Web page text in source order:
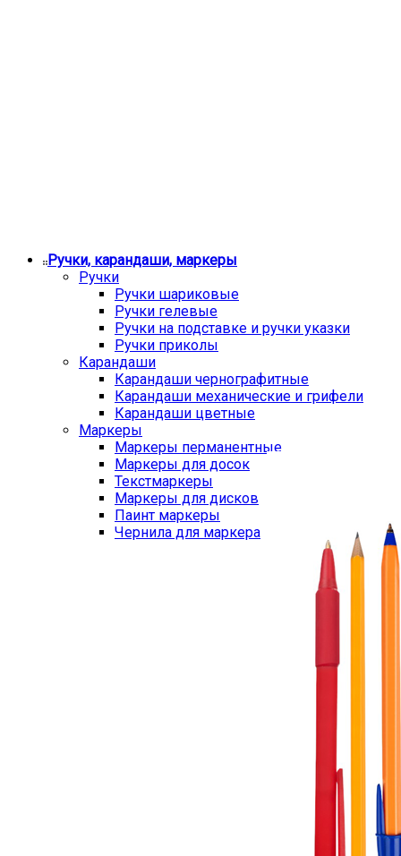
Ручки, карандаши, маркеры
Ручки
Ручки шариковые
Ручки гелевые
Ручки на подставке и ручки указки
Ручки приколы
Карандаши
Карандаши чернографитные
Карандаши механические и грифели
Карандаши цветные
Маркеры
Маркеры перманентные
Маркеры для досок
Текстмаркеры
Маркеры для дисков
Паинт маркеры
Чернила для маркера